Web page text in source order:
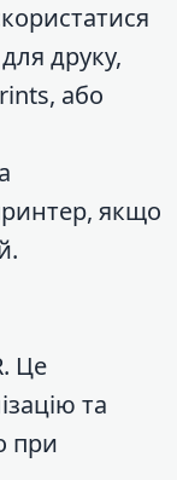
друку,
або
якщо
Це
та
при